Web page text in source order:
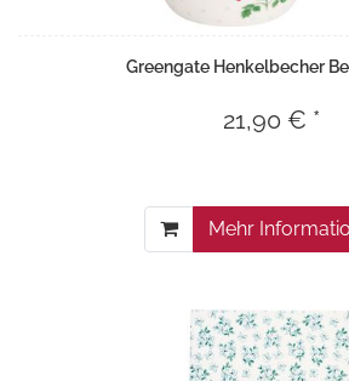
Greengate Henkelbecher
21,90 € *
Mehr